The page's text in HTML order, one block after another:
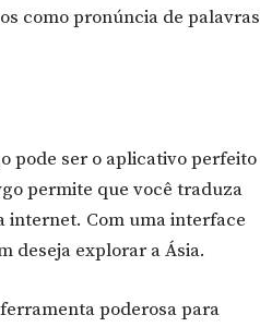
como pronúncia de palavras
pode ser o aplicativo perfeito
permite que você traduza
internet. Com uma interface
deseja explorar a Ásia.
poderosa para